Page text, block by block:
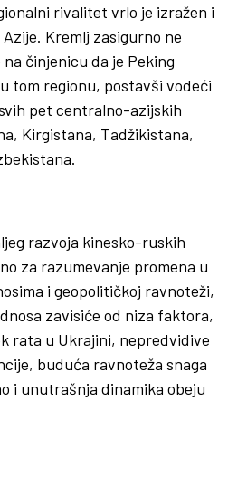
rivalitet vrlo je izražen i
Kremlj zasigurno ne
činjenicu da je Peking
tom regionu, postavši vodeći
pet centralno-azijskih
Kirgistana, Tadžikistana,
razvoja kinesko-ruskih
za razumevanje promena u
i geopolitičkoj ravnoteži,
zavisiće od niza faktora,
rata u Ukrajini, nepredvidive
buduća ravnoteža snaga
i unutrašnja dinamika obeju